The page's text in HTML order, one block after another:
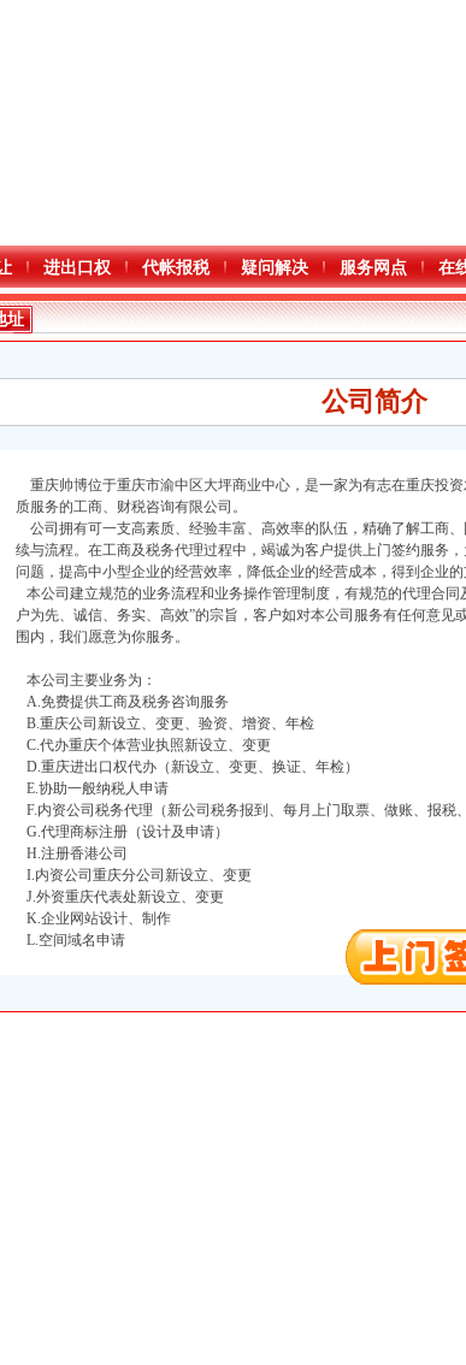
进出口权 代帐报税 疑问解决 服务网点 在
庆通讯产品
商信息-启信宝
酷易搜
【今日推荐
网
_注册信息_
注册信息_电
讼信息_财务
址
公司简介
重庆帅博位于重庆市渝中区大坪商业中心，是一家为有志在重庆投
质服务的工商、财税咨询有限公司。
公司拥有可一支高素质、经验丰富、高效率的队伍，精确了解工商
续与流程。在工商及税务代理过程中，竭诚为客户提供上门签约服务
问题，提高中小型企业的经营效率，降低企业的经营成本，得到企业的
本公司建立规范的业务流程和业务操作管理制度，有规范的代理合
户为先、诚信、务实、高效”的宗旨，客户如对本公司服务有任何意见
围内，我们愿意为你服务。
本公司主要业务为：
A.免费提供工商及税务咨询服务
B.重庆公司新设立、变更、验资、增资、年检
C.代办重庆个体营业执照新设立、变更
D.重庆进出口权代办（新设立、变更、换证、年检）
E.协助一般纳税人申请
F.内资公司税务代理（新公司税务报到、每月上门取票、做账、报税
G.代理商标注册（设计及申请）
H.注册香港公司
I.内资公司重庆分公司新设立、变更
J.外资重庆代表处新设立、变更
K.企业网站设计、制作
L.空间域名申请